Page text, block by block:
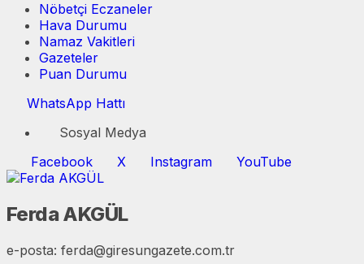
Nöbetçi Eczaneler
Hava Durumu
Namaz Vakitleri
Gazeteler
Puan Durumu
WhatsApp Hattı
Sosyal Medya
Facebook
X Instagram YouTube
Ferda AKGÜL
e-posta: ferda@giresungazete.com.tr